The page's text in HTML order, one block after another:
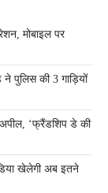
मोबाइल पर
पुलिस की 3 गाड़ियों
‘फ्रैंडशिप डे की
खेलेगी अब इतने